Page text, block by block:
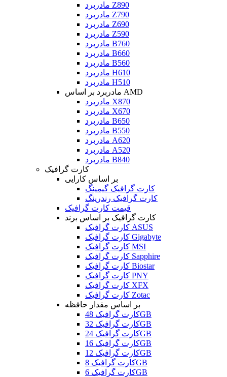
مادربرد Z890
مادربرد Z790
مادربرد Z690
مادربرد Z590
مادربرد B760
مادربرد B660
مادربرد B560
مادربرد H610
مادربرد H510
مادربرد بر اساس AMD
مادربرد X870
مادربرد X670
مادربرد B650
مادربرد B550
مادربرد A620
مادربرد A520
مادربرد B840
کارت گرافیک
بر اساس کارایی
کارت گرافیک گیمینگ
کارت گرافیک رندرینگ
قیمت کارت گرافیک
کارت گرافیک بر اساس برند
کارت گرافیک ASUS
کارت گرافیک Gigabyte
کارت گرافیک MSI
کارت گرافیک Sapphire
کارت گرافیک Biostar
کارت گرافیک PNY
کارت گرافیک XFX
کارت گرافیک Zotac
بر اساس مقدار حافظه
کارت گرافیک 48GB
کارت گرافیک 32GB
کارت گرافیک 24GB
کارت گرافیک 16GB
کارت گرافیک 12GB
کارت گرافیک 8GB
کارت گرافیک 6GB